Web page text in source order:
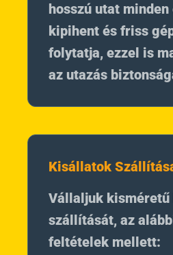
hosszú utat
kipihent és friss
folytatja, ezzel is
az utazás
Kisállatok
Vállaljuk
szállítását, az
feltételek mellett: